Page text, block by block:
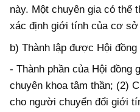
này. Một chuyên gia có thể
xác định giới tính của cơ sở
b) Thành lập được Hội
- Thành phần của Hội đồng
chuyên khoa tâm thần; (2)
cho người chuyển đổi giới